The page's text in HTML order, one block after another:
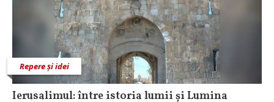
Repere și idei
Ierusalimul: între istoria lumii și Lumina